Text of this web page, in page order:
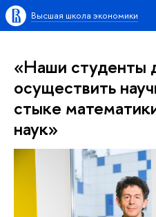
Высшая школа экономики
«Наши студенты
осуществить
стыке
наук»